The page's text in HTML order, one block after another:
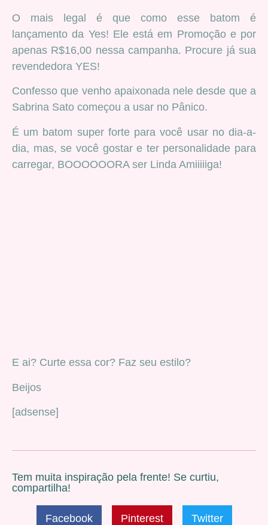
O mais legal é que como esse batom é
lançamento da Yes! Ele está em Promoção e por
apenas R$16,00 nessa campanha. Procure já sua
revendedora YES!
Confesso que venho apaixonada nele desde que a
Sabrina Sato começou a usar no Pânico.
É um batom super forte para você usar no dia-a-
dia, mas, se você gostar e ter personalidade para
carregar, BOOOOOORA ser Linda Amiiiiiga!
E ai? Curte essa cor? Faz seu estilo?
Beijos
[adsense]
Tem muita inspiração pela frente! Se curtiu,
compartilha!
Facebook Pinterest Twitter